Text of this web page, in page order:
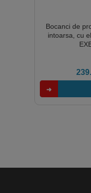
Bocanci de
intoarsa, cu